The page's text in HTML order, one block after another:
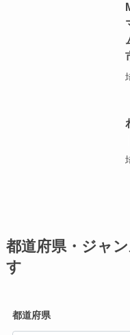
都道府県・ジャ
す
都道府県